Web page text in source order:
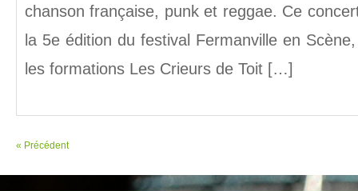
chanson française, punk et reggae. Ce
la 5e édition du festival Fermanville en
les formations Les Crieurs de Toit […]
« Précédent